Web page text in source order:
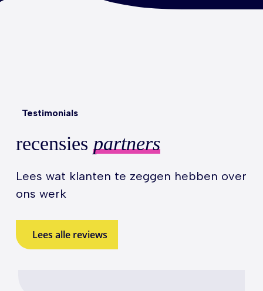
Testimonials
recensies partners
Lees wat klanten te zeggen hebben over
ons werk
Lees alle reviews